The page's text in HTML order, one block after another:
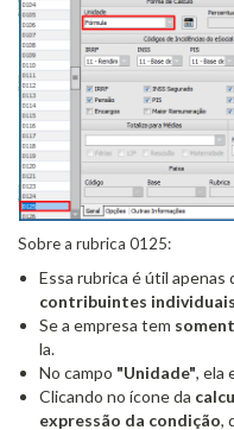
Sobre a rubrica 0125:
Essa rubrica é útil apenas
contribuintes individuais
Se a empresa tem
la.
No campo "Unidade", ela
Clicando no ícone da
expressão da condição,